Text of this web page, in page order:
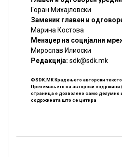
Горан Михајловски
Заменик главен и
Марина Костова
Менаџер на социјални
Мирослав Илиоски
Редакцијa: sdk@sdk.mk
©SDK.MK Крадењето авторски
Преземањето на авторски содржини
страница е дозволено само делумно
содржината што се цитира